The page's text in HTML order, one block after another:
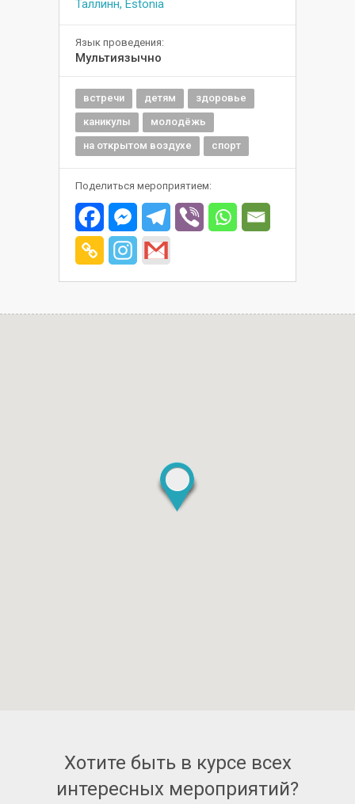
Таллинн, Estonia
Язык проведения:
Мультиязычно
встречи детям
здоровье
каникулы
молодёжь
на открытом воздухе
спорт
Поделиться мероприятием:
Хотите быть в курсе всех
интересных мероприятий?